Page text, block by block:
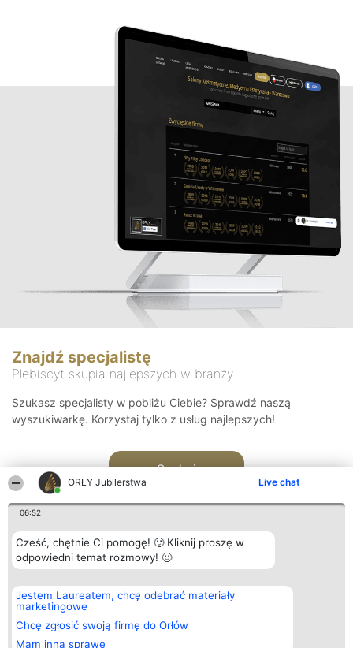
ORŁY Jubilerstwa Live chat
06:52
Cześć, chętnie Ci pomogę! 🙂 Kliknij proszę w
odpowiedni temat rozmowy! 🙂
Jestem Laureatem, chcę odebrać materiały
marketingowe
Chcę zgłosić swoją firmę do Orłów
Mam inną sprawę
Znajdź specjalistę
Plebiscyt skupia najlepszych w branży
Szukasz specjalisty w pobliżu Ciebie? Sprawdź naszą
wyszukiwarkę. Korzystaj tylko z usług najlepszych!
Szukaj
Organizator plebiscytu
Bright Side Solutions sp. z o.
o. sp. k.
ul. Ruska 22
Wrocław 50-079
KRS 0000749100 | Regon
Plebiscyt
Laureaci
wszystkich
Laureatów
Kontakt
Kontakt